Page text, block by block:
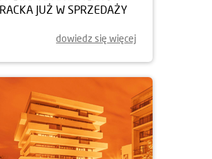
JUŻ W SPRZEDAŻY
dowiedz się więcej